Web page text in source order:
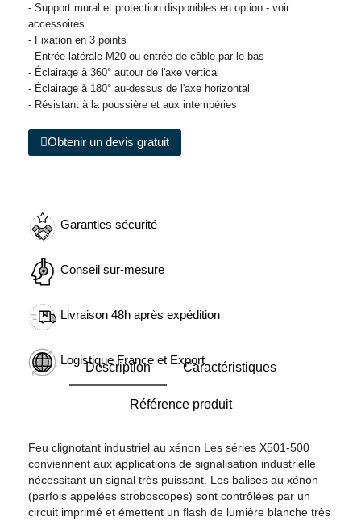
- Support mural et protection disponibles en option - voir
accessoires
- Fixation en 3 points
- Entrée latérale M20 ou entrée de câble par le bas
- Éclairage à 360° autour de l'axe vertical
- Éclairage à 180° au-dessus de l'axe horizontal
- Résistant à la poussière et aux intempéries
Obtenir un devis gratuit
Garanties sécurité
Conseil sur-mesure
Livraison 48h après expédition
Logistique France et Export
Description Caractéristiques
Référence produit
Feu clignotant industriel au xénon Les séries X501-500
conviennent aux applications de signalisation industrielle
nécessitant un signal très puissant. Les balises au xénon
(parfois appelées stroboscopes) sont contrôlées par un
circuit imprimé et émettent un flash de lumière blanche très